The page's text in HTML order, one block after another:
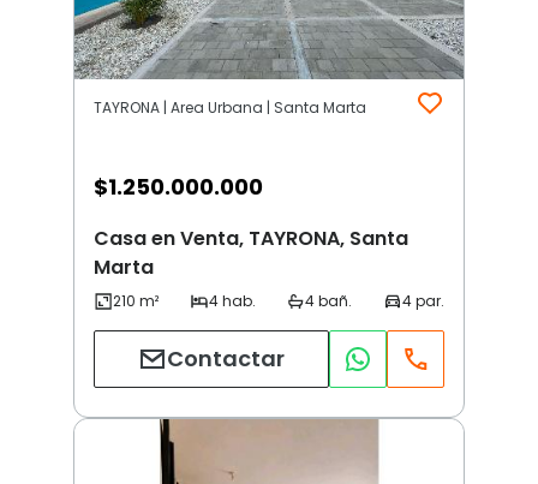
TAYRONA | Area Urbana | Santa Marta
$1.250.000.000
Casa en Venta, TAYRONA, Santa
Marta
Contactar